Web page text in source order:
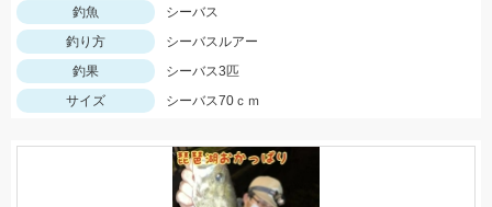
釣魚
シーバス
釣り方
シーバスルアー
釣果
シーバス3匹
サイズ
シーバス70ｃｍ